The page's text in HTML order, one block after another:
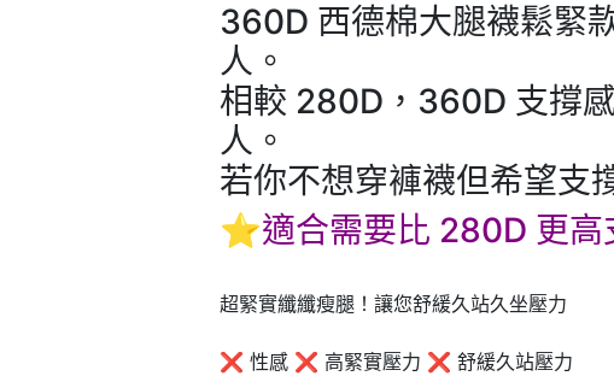
360D 西德棉大腿襪鬆緊
人。
相較 280D，360D 支撐
人。
若你不想穿褲襪但希望支
⭐適合需要比 280D 更
超緊實纖纖瘦腿！讓您舒緩久站久坐壓力
❌ 性感 ❌ 高緊實壓力 ❌ 舒緩久站壓力